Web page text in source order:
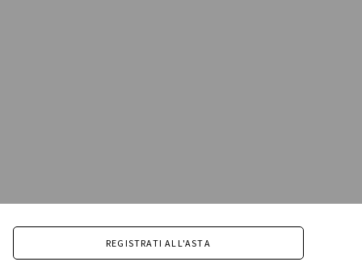
REGISTRATI ALL'ASTA